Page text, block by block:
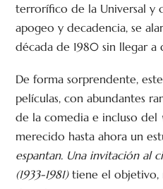
terrorífico de la Universal y
apogeo y decadencia, se
década de 1980 sin llegar a
De forma sorprendente,
películas, con abundantes
de la comedia e incluso del
merecido hasta ahora un
espantan. Una invitación al
(1933-1981)tiene el objetivo,